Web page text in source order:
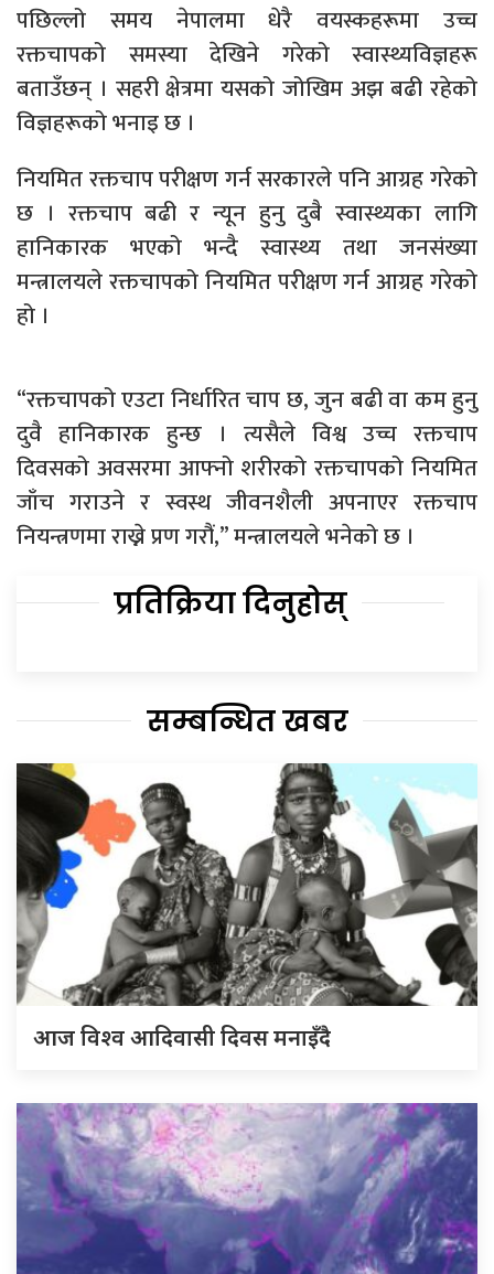
पछिल्लो समय नेपालमा धेरै वयस्कहरूमा उच्च
रक्तचापको समस्या देखिने गरेको स्वास्थ्यविज्ञहरू
बताउँछन् । सहरी क्षेत्रमा यसको जोखिम अझ बढी रहेको
विज्ञहरूको भनाइ छ ।
नियमित रक्तचाप परीक्षण गर्न सरकारले पनि आग्रह गरेको
छ । रक्तचाप बढी र न्यून हुनु दुबै स्वास्थ्यका लागि
हानिकारक भएको भन्दै स्वास्थ्य तथा जनसंख्या
मन्त्रालयले रक्तचापको नियमित परीक्षण गर्न आग्रह गरेको
हो ।
“रक्तचापको एउटा निर्धारित चाप छ, जुन बढी वा कम हुनु
दुवै हानिकारक हुन्छ । त्यसैले विश्व उच्च रक्तचाप
दिवसको अवसरमा आफ्नो शरीरको रक्तचापको नियमित
जाँच गराउने र स्वस्थ जीवनशैली अपनाएर रक्तचाप
नियन्त्रणमा राख्ने प्रण गरौं,” मन्त्रालयले भनेको छ ।
प्रतिक्रिया दिनुहोस्
सम्बन्धित खबर
आज विश्व आदिवासी दिवस मनाइँदै